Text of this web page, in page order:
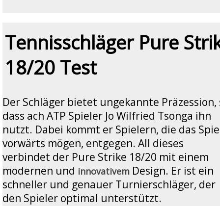
Tennisschläger Pure
18/20 Test
Der Schläger bietet ungekannte Präzession,
dass ach ATP Spieler Jo Wilfried Tsonga ihn
nutzt. Dabei kommt er Spielern, die das
vorwärts mögen, entgegen. All dieses
verbindet der Pure Strike 18/20 mit einem
modernen und innovativem Design. Er ist ein
schneller und genauer Turnierschläger, der
den Spieler optimal unterstützt.